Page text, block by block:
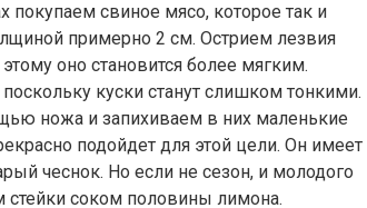
покупаем свиное мясо, которое так и
примерно 2 см. Острием лезвия
оно становится более мягким.
куски станут слишком тонкими.
ножа и запихиваем в них маленькие
подойдет для этой цели. Он имеет
чеснок. Но если не сезон, и молодого
стейки соком половины лимона.